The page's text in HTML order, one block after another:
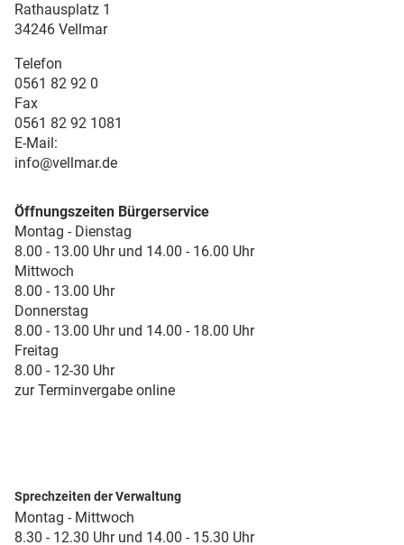
Rathausplatz 1
34246 Vellmar
Telefon
0561 82 92 0
Fax
0561 82 92 1081
E-Mail:
info@vellmar.de
Öffnungszeiten Bürgerservice
Montag - Dienstag
8.00 - 13.00 Uhr und 14.00 - 16.00 Uhr
Mittwoch
8.00 - 13.00 Uhr
Donnerstag
8.00 - 13.00 Uhr und 14.00 - 18.00 Uhr
Freitag
8.00 - 12-30 Uhr
zur Terminvergabe online
Sprechzeiten der Verwaltung
Montag - Mittwoch
8.30 - 12.30 Uhr und 14.00 - 15.30 Uhr